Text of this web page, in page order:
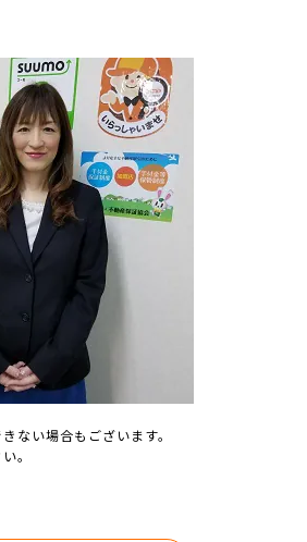
ない場合もございます。
。